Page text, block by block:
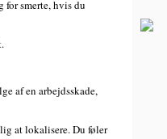
for smerte, hvis du
af en arbejdsskade,
at lokalisere. Du føler